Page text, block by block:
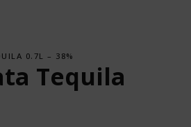
0.7L – 38%
Tequila